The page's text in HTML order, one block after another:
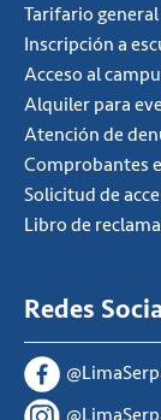
Tarifario general
Inscripción a
Acceso al
Alquiler para
Atención de
Comprobantes
Solicitud de
Libro de
Redes